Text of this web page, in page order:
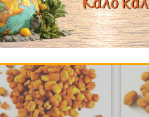
Price
range:
through
€ 4.90